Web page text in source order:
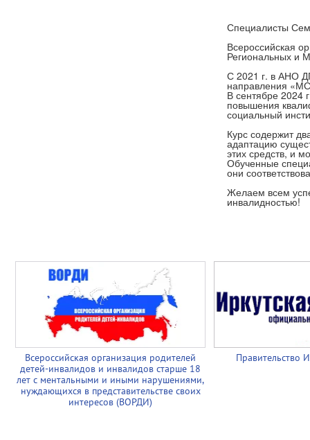
Специалисты
Всероссийская
Региональных и
С 2021 г. в АНО
направления
В сентябре 2024
повышения
социальный
Курс содержит
адаптацию
этих средств, и
Обученные
они
Желаем всем
инвалидностью!
Всероссийская организация родителей
детей-инвалидов и инвалидов старше 18
лет с ментальными и иными нарушениями,
нуждающихся в представительстве своих
интересов (ВОРДИ)
Правительство